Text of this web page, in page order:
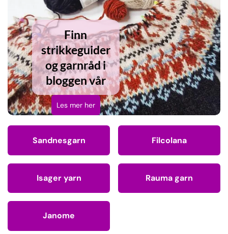
Finn
strikkeguider
og garnråd i
bloggen vår
Les mer her
Sandnesgarn Filcolana
Isager yarn Rauma garn
Janome